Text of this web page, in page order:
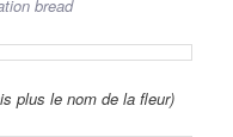
bread
plus le nom de la fleur)